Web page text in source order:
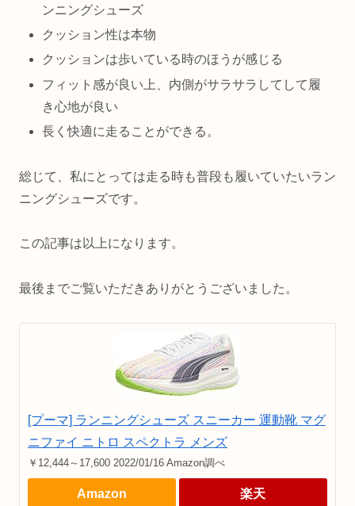
ンニングシューズ
クッション性は本物
クッションは歩いている時のほうが感じる
フィット感が良い上、内側がサラサラしてして履
き心地が良い
長く快適に走ることができる。
総じて、私にとっては走る時も普段も履いていたいラン
ニングシューズです。
この記事は以上になります。
最後までご覧いただきありがとうございました。
[プーマ] ランニングシューズ スニーカー 運動靴 マグ
ニファイ ニトロ スペクトラ メンズ
￥12,444～17,600 2022/01/16 Amazon調べ
Amazon 楽天